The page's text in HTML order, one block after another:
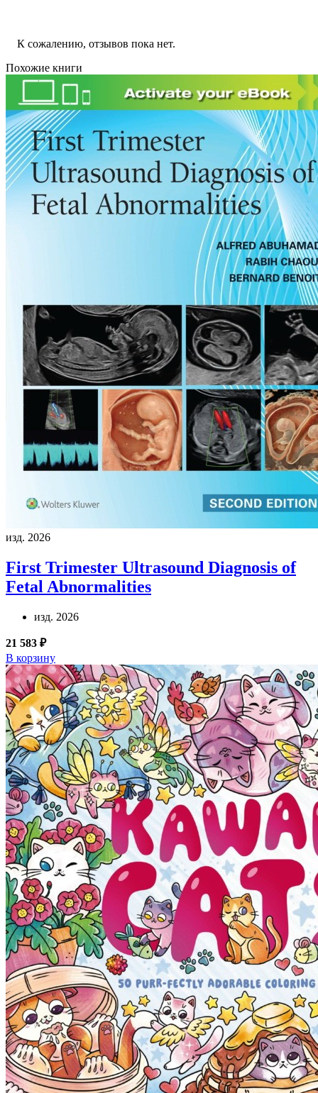
К сожалению, отзывов пока нет.
Похожие книги
изд. 2026
First Trimester Ultrasound Diagnosis of
Fetal Abnormalities
изд. 2026
21 583 ₽
В корзину